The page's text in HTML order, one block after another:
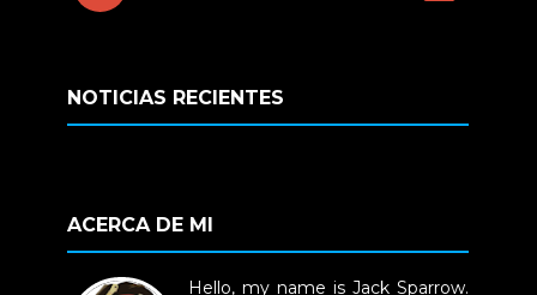
NOTICIAS RECIENTES
ACERCA DE MI
Hello, my name is Jack Sparrow.